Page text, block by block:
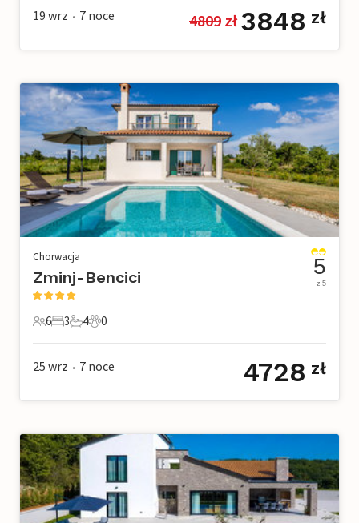
19 wrz • 7 noce 4809 zł 3848 zł
Chorwacja
Zminj-Bencici
6 Goście
6
3 Sypialnie
3
4 Łazienki
4
0 Zwierzęta domowe
0
5
z 5
25 wrz • 7 noce 4728 zł